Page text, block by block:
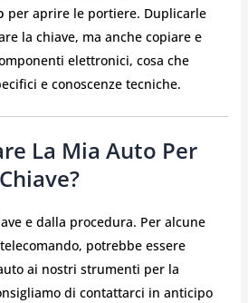
per aprire le portiere. Duplicarle
la chiave, ma anche copiare e
elettronici, cosa che
e conoscenze tecniche.
La Mia Auto Per
e dalla procedura. Per alcune
potrebbe essere
ai nostri strumenti per la
di contattarci in anticipo